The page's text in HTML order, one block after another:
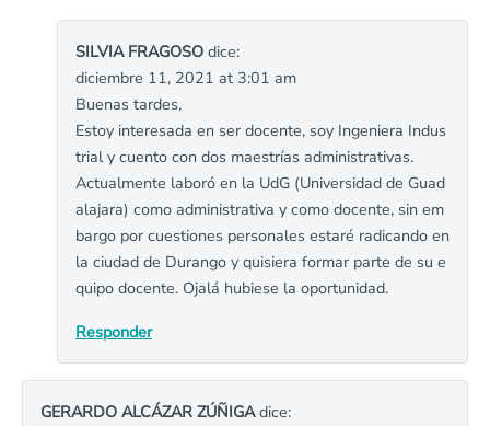
SILVIA FRAGOSO dice:
diciembre 11, 2021 at 3:01 am
Buenas tardes,
Estoy interesada en ser docente, soy Ingeniera Indus
trial y cuento con dos maestrías administrativas.
Actualmente laboró en la UdG (Universidad de Guad
alajara) como administrativa y como docente, sin em
bargo por cuestiones personales estaré radicando en
la ciudad de Durango y quisiera formar parte de su e
quipo docente. Ojalá hubiese la oportunidad.
Responder
GERARDO ALCÁZAR ZÚÑIGAdice: